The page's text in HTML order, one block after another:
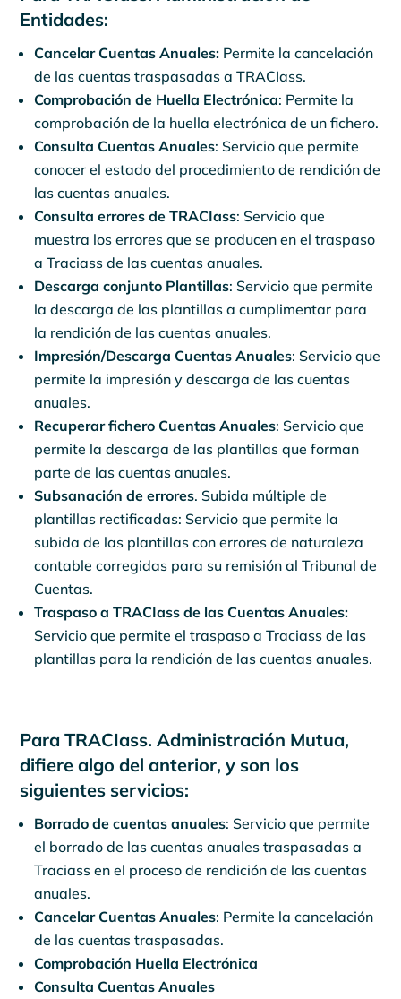
Entidades:
Cancelar Cuentas Anuales: Permite la cancelación
de las cuentas traspasadas a TRACIass.
Comprobación de Huella Electrónica: Permite la
comprobación de la huella electrónica de un fichero.
Consulta Cuentas Anuales: Servicio que permite
conocer el estado del procedimiento de rendición de
las cuentas anuales.
Consulta errores de TRACIass: Servicio que
muestra los errores que se producen en el traspaso
a Traciass de las cuentas anuales.
Descarga conjunto Plantillas: Servicio que permite
la descarga de las plantillas a cumplimentar para
la rendición de las cuentas anuales.
Impresión/Descarga Cuentas Anuales: Servicio que
permite la impresión y descarga de las cuentas
anuales.
Recuperar fichero Cuentas Anuales: Servicio que
permite la descarga de las plantillas que forman
parte de las cuentas anuales.
Subsanación de errores. Subida múltiple de
plantillas rectificadas: Servicio que permite la
subida de las plantillas con errores de naturaleza
contable corregidas para su remisión al Tribunal de
Cuentas.
Traspaso a TRACIass de las Cuentas Anuales:
Servicio que permite el traspaso a Traciass de las
plantillas para la rendición de las cuentas anuales.
Para TRACIass. Administración Mutua,
difiere algo del anterior, y son los
siguientes servicios:
Borrado de cuentas anuales: Servicio que permite
el borrado de las cuentas anuales traspasadas a
Traciass en el proceso de rendición de las cuentas
anuales.
Cancelar Cuentas Anuales: Permite la cancelación
de las cuentas traspasadas.
Comprobación Huella Electrónica
Consulta Cuentas Anuales